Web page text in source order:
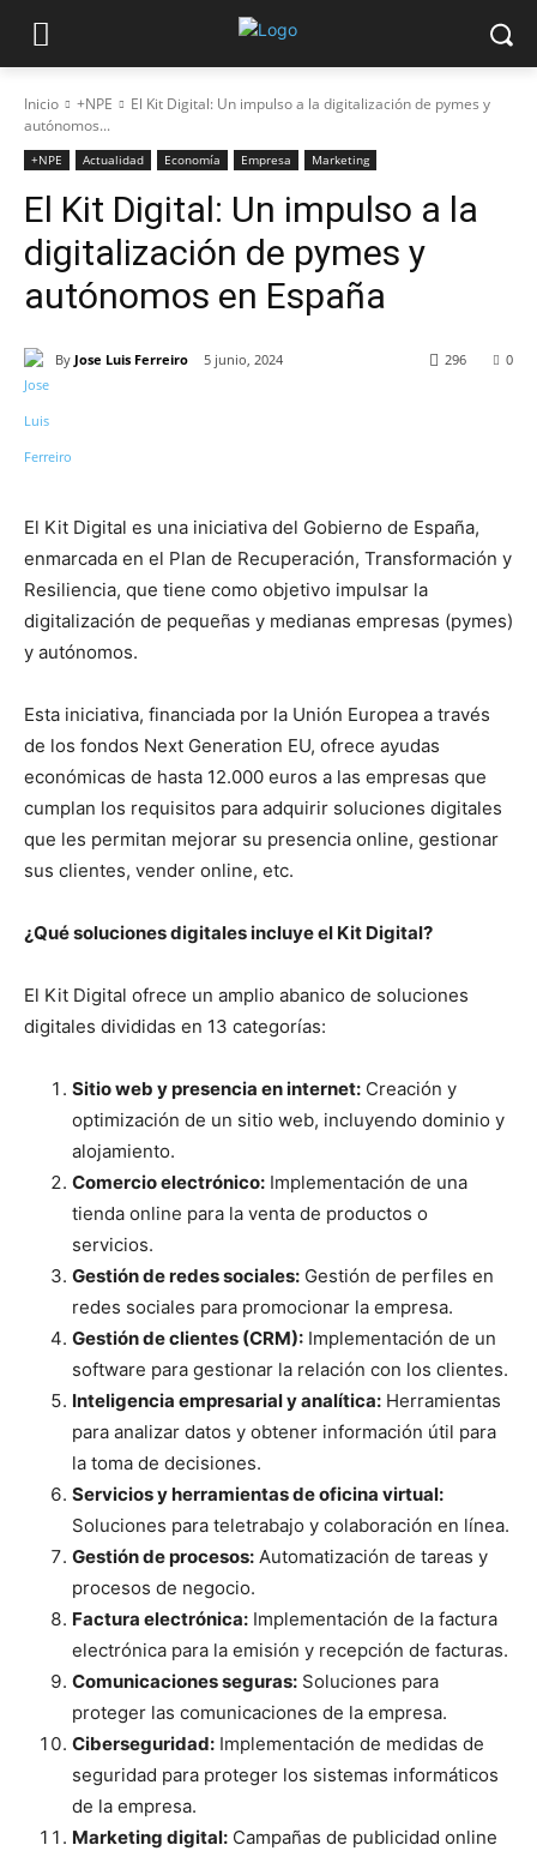
Inicio +NPE
El Kit Digital: Un impulso a la digitalización de pymes y
autónomos...
+NPE Actualidad Economía Empresa Marketing
El Kit Digital: Un impulso a la
digitalización de pymes y
autónomos en España
By Jose Luis Ferreiro 5 junio, 2024 0
296
El Kit Digital es una iniciativa del Gobierno de España,
enmarcada en el Plan de Recuperación, Transformación y
Resiliencia, que tiene como objetivo impulsar la
digitalización de pequeñas y medianas empresas (pymes)
y autónomos.
Esta iniciativa, financiada por la Unión Europea a través
de los fondos Next Generation EU, ofrece ayudas
económicas de hasta 12.000 euros a las empresas que
cumplan los requisitos para adquirir soluciones digitales
que les permitan mejorar su presencia online, gestionar
sus clientes, vender online, etc.
¿Qué soluciones digitales incluye el Kit Digital?
El Kit Digital ofrece un amplio abanico de soluciones
digitales divididas en 13 categorías:
Sitio web y presencia en internet: Creación y
optimización de un sitio web, incluyendo dominio y
alojamiento.
Comercio electrónico: Implementación de una
tienda online para la venta de productos o
servicios.
Gestión de redes sociales: Gestión de perfiles en
redes sociales para promocionar la empresa.
Gestión de clientes (CRM): Implementación de un
software para gestionar la relación con los clientes.
Inteligencia empresarial y analítica: Herramientas
para analizar datos y obtener información útil para
la toma de decisiones.
Servicios y herramientas de oficina virtual:
Soluciones para teletrabajo y colaboración en línea.
Gestión de procesos: Automatización de tareas y
procesos de negocio.
Factura electrónica: Implementación de la factura
electrónica para la emisión y recepción de facturas.
Comunicaciones seguras: Soluciones para
proteger las comunicaciones de la empresa.
Ciberseguridad: Implementación de medidas de
seguridad para proteger los sistemas informáticos
de la empresa.
Marketing digital: Campañas de publicidad online